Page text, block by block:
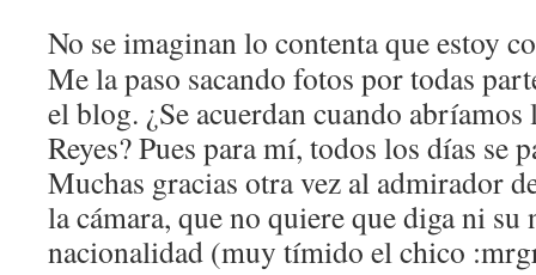
No se imaginan lo contenta que estoy
Me la paso sacando fotos por todas
el blog. ¿Se acuerdan cuando abríamos
Reyes? Pues para mí, todos los días se
Muchas gracias otra vez al admirador
la cámara, que no quiere que diga ni su
nacionalidad (muy tímido el chico